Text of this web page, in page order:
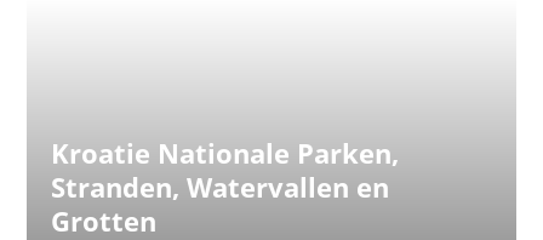
Kroatie Nationale Parken,
Stranden, Watervallen en
Grotten